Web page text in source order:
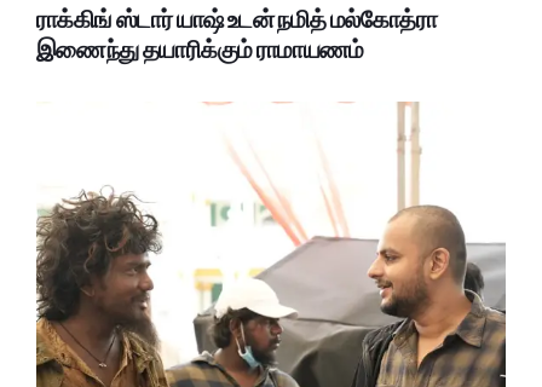
ராக்கிங் ஸ்டார் யாஷ் உடன் நமித் மல்கோத்ரா
இணைந்து தயாரிக்கும் ராமாயணம்